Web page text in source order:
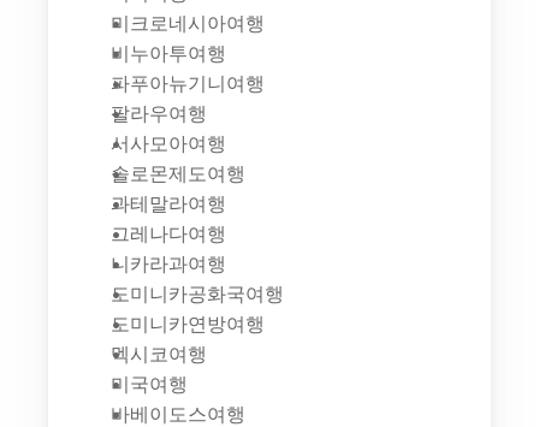
미크로네시아여행
비누아투여행
파푸아뉴기니여행
팔라우여행
서사모아여행
솔로몬제도여행
과테말라여행
그레나다여행
니카라과여행
도미니카공화국여행
도미니카연방여행
멕시코여행
미국여행
바베이도스여행